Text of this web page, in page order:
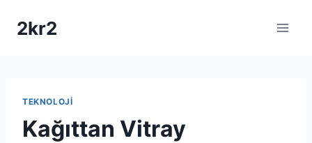
2kr2
TEKNOLOJI
Kağıttan Vitray